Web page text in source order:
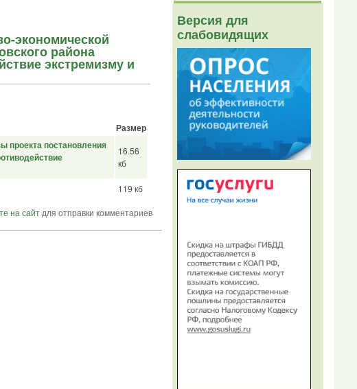
экономической
района
экстремизму и
Размер
проекта постановления
16.56
кб
119 кб
на сайтдля отправки комментариев
Версия для
слабовидящих